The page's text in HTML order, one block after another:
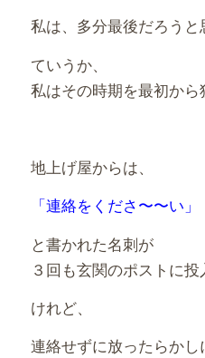
私は、多分最後だろうと
ていうか、
私はその時期を最初から
地上げ屋からは、
「連絡をくださ〜〜い」
と書かれた名刺が
３回も玄関のポストに投
けれど、
連絡せずに放ったらかし